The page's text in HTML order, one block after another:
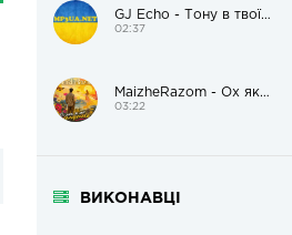
GJ Echo - Тону в твоїх очах
02:37
MaizheRazom - Ох яка ж ти солоденька
03:22
ВИКОНАВЦІ